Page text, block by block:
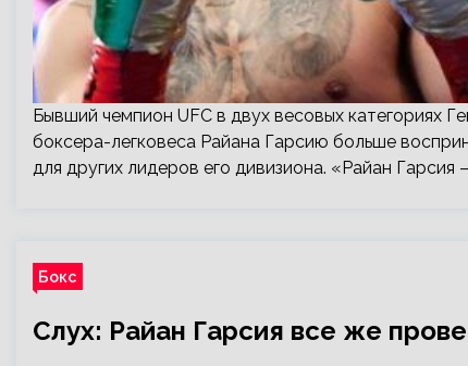
Бывший чемпион UFC в двух весовых категориях
боксера-легковеса Райана Гарсию больше
для других лидеров его дивизиона. «Райан
Бокс
Слух: Райан Гарсия все же